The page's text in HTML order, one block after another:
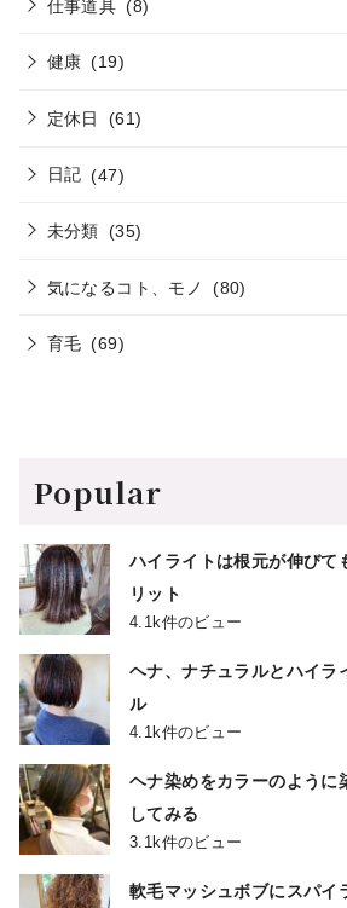
仕事道具 (8)
健康 (19)
定休日 (61)
日記 (47)
未分類 (35)
気になるコト、モノ (80)
育毛 (69)
Popular
ハイライトは根元が伸びて
リット
4.1k件のビュー
ヘナ、ナチュラルとハイラ
ル
4.1k件のビュー
ヘナ染めをカラーのように
してみる
3.1k件のビュー
軟毛マッシュボブにスパイ